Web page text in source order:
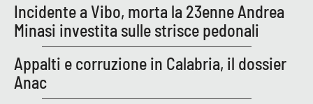
Reggio Calabria
Cosenza
Lamezia Terme
Incidente a Vibo, morta la 23enne Andrea
Minasi investita sulle strisce pedonali
Appalti e corruzione in Calabria, il dossier
Anac